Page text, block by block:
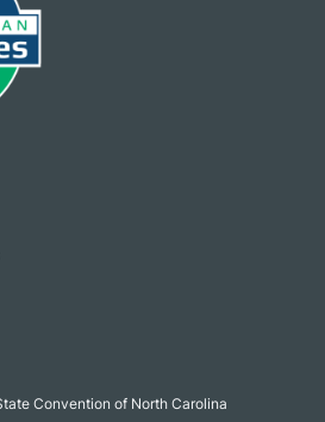
Convention of North Carolina